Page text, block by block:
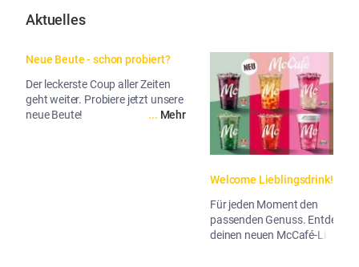
Aktuelles
Neue Beute - schon probiert?
Der leckerste Coup aller Zeiten
geht weiter. Probiere jetzt unsere
neue Beute!
... Mehr
Welcome Lieblingsdrink!
Für jeden Moment den
passenden Genuss. Entdecke
deinen neuen McCafé-Liebling!